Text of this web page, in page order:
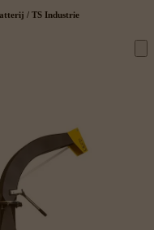
/ TS Industrie